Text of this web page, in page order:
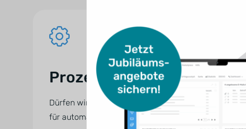
Prozessmanager
Dürfen wir vorstellen: Ihr digitaler Assistent
für automatisierte Workflows.